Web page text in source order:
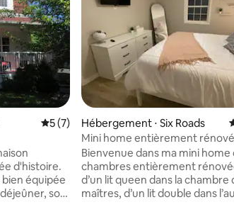
: 4,94 sur 5
Évaluation moyenne sur la base de 7
5 (7)
d'histoire.
équipée
son
Hébergement ⋅ Six Roads
Mini home entièrement
Bienvenue dans ma mini home
chambres entièrement
d’un lit queen dans la chambre
maîtres, d’un lit double dans